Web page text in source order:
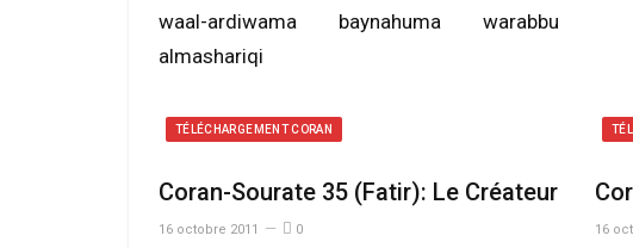
waal-ardiwama baynahuma warabbu
almashariqi
TÉLÉCHARGEMENT CORAN
Coran-Sourate 35 (Fatir): Le Créateur
16 octobre 2011 0 16